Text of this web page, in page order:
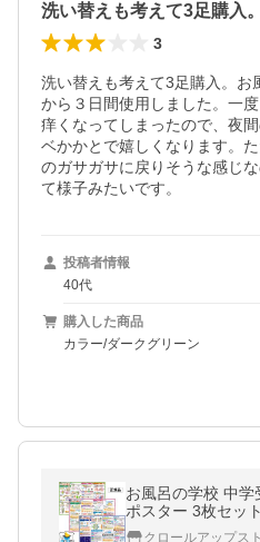
3
洗い替えも考えて3足購入。お
から３日間使用しました。一
痒くなってしまったので、夜
ベかかとで嬉しくなります。
のガサガサに戻りそうな感じ
て様子みたいです。
投稿者情報
40代
購入した商品
カラー/ダークグリーン
お風呂の学校 中学
ポスター 3枚セッ
知育 防水
クロールアップス